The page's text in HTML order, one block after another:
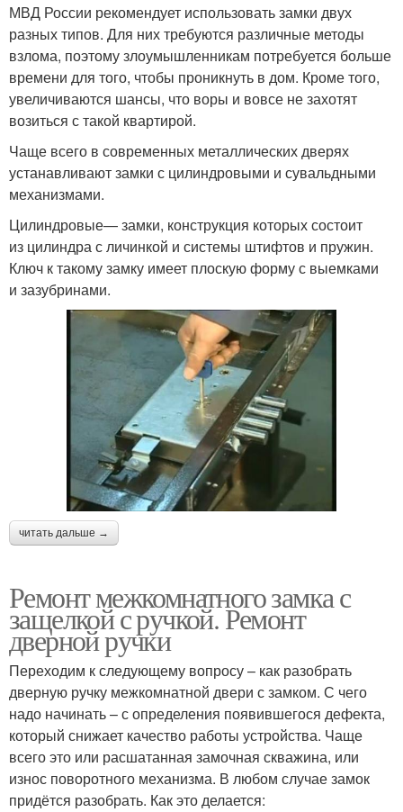
МВД России рекомендует использовать замки двух
разных типов. Для них требуются различные методы
взлома, поэтому злоумышленникам потребуется больше
времени для того, чтобы проникнуть в дом. Кроме того,
увеличиваются шансы, что воры и вовсе не захотят
возиться с такой квартирой.
Чаще всего в современных металлических дверях
устанавливают замки с цилиндровыми и сувальдными
механизмами.
Цилиндровые— замки, конструкция которых состоит
из цилиндра с личинкой и системы штифтов и пружин.
Ключ к такому замку имеет плоскую форму с выемками
и зазубринами.
читать дальше →
Ремонт межкомнатного замка с
защелкой с ручкой. Ремонт
дверной ручки
Переходим к следующему вопросу – как разобрать
дверную ручку межкомнатной двери с замком. С чего
надо начинать – с определения появившегося дефекта,
который снижает качество работы устройства. Чаще
всего это или расшатанная замочная скважина, или
износ поворотного механизма. В любом случае замок
придётся разобрать. Как это делается: